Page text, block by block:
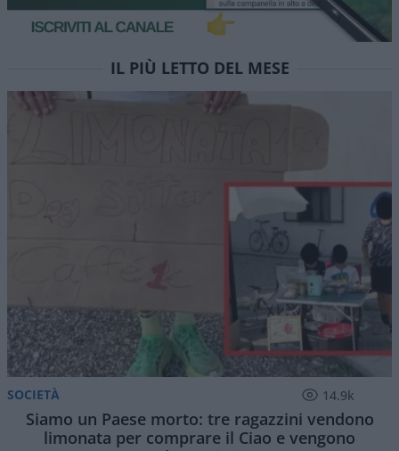
IL PIÙ LETTO DEL MESE
SOCIETÀ 14.9k
Siamo un Paese morto: tre ragazzini vendono
limonata per comprare il Ciao e vengono